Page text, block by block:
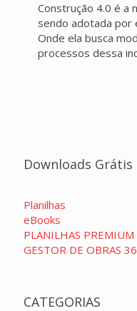
Construção 4.0 é a
sendo adotada por
Onde ela busca
processos dessa
Downloads Grátis
Planilhas
eBooks
PLANILHAS PREMIUM
GESTOR DE OBRAS
CATEGORIAS